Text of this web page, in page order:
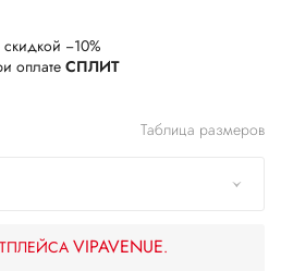
−10%
оплате СПЛИТ
Таблица размеров
VIPAVENUE.